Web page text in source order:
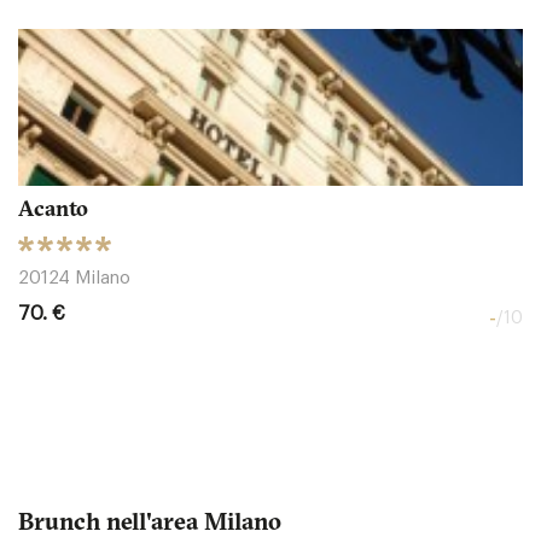
Acanto
20124 Milano
70. € -/10
Brunch nell'area Milano